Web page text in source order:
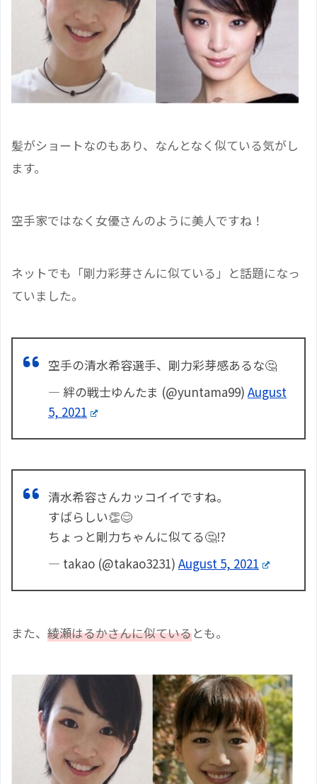
髪がショートなのもあり、なんとなく似ている気がし
ます。
空手家ではなく女優さんのように美人ですね！
ネットでも「剛力彩芽さんに似ている」と話題になっ
ていました。
空手の清水希容選手、剛力彩芽感あるな🤔
— 絆の戦士ゆんたま (@yuntama99) August
5, 2021
清水希容さんカッコイイですね。
すばらしい👏😊
ちょっと剛力ちゃんに似てる🤔⁉️
— takao (@takao3231) August 5, 2021
また、 綾瀬はるかさんに似ているとも。